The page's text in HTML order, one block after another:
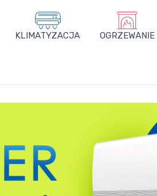
KLIMATYZACJA OGRZEWANIE